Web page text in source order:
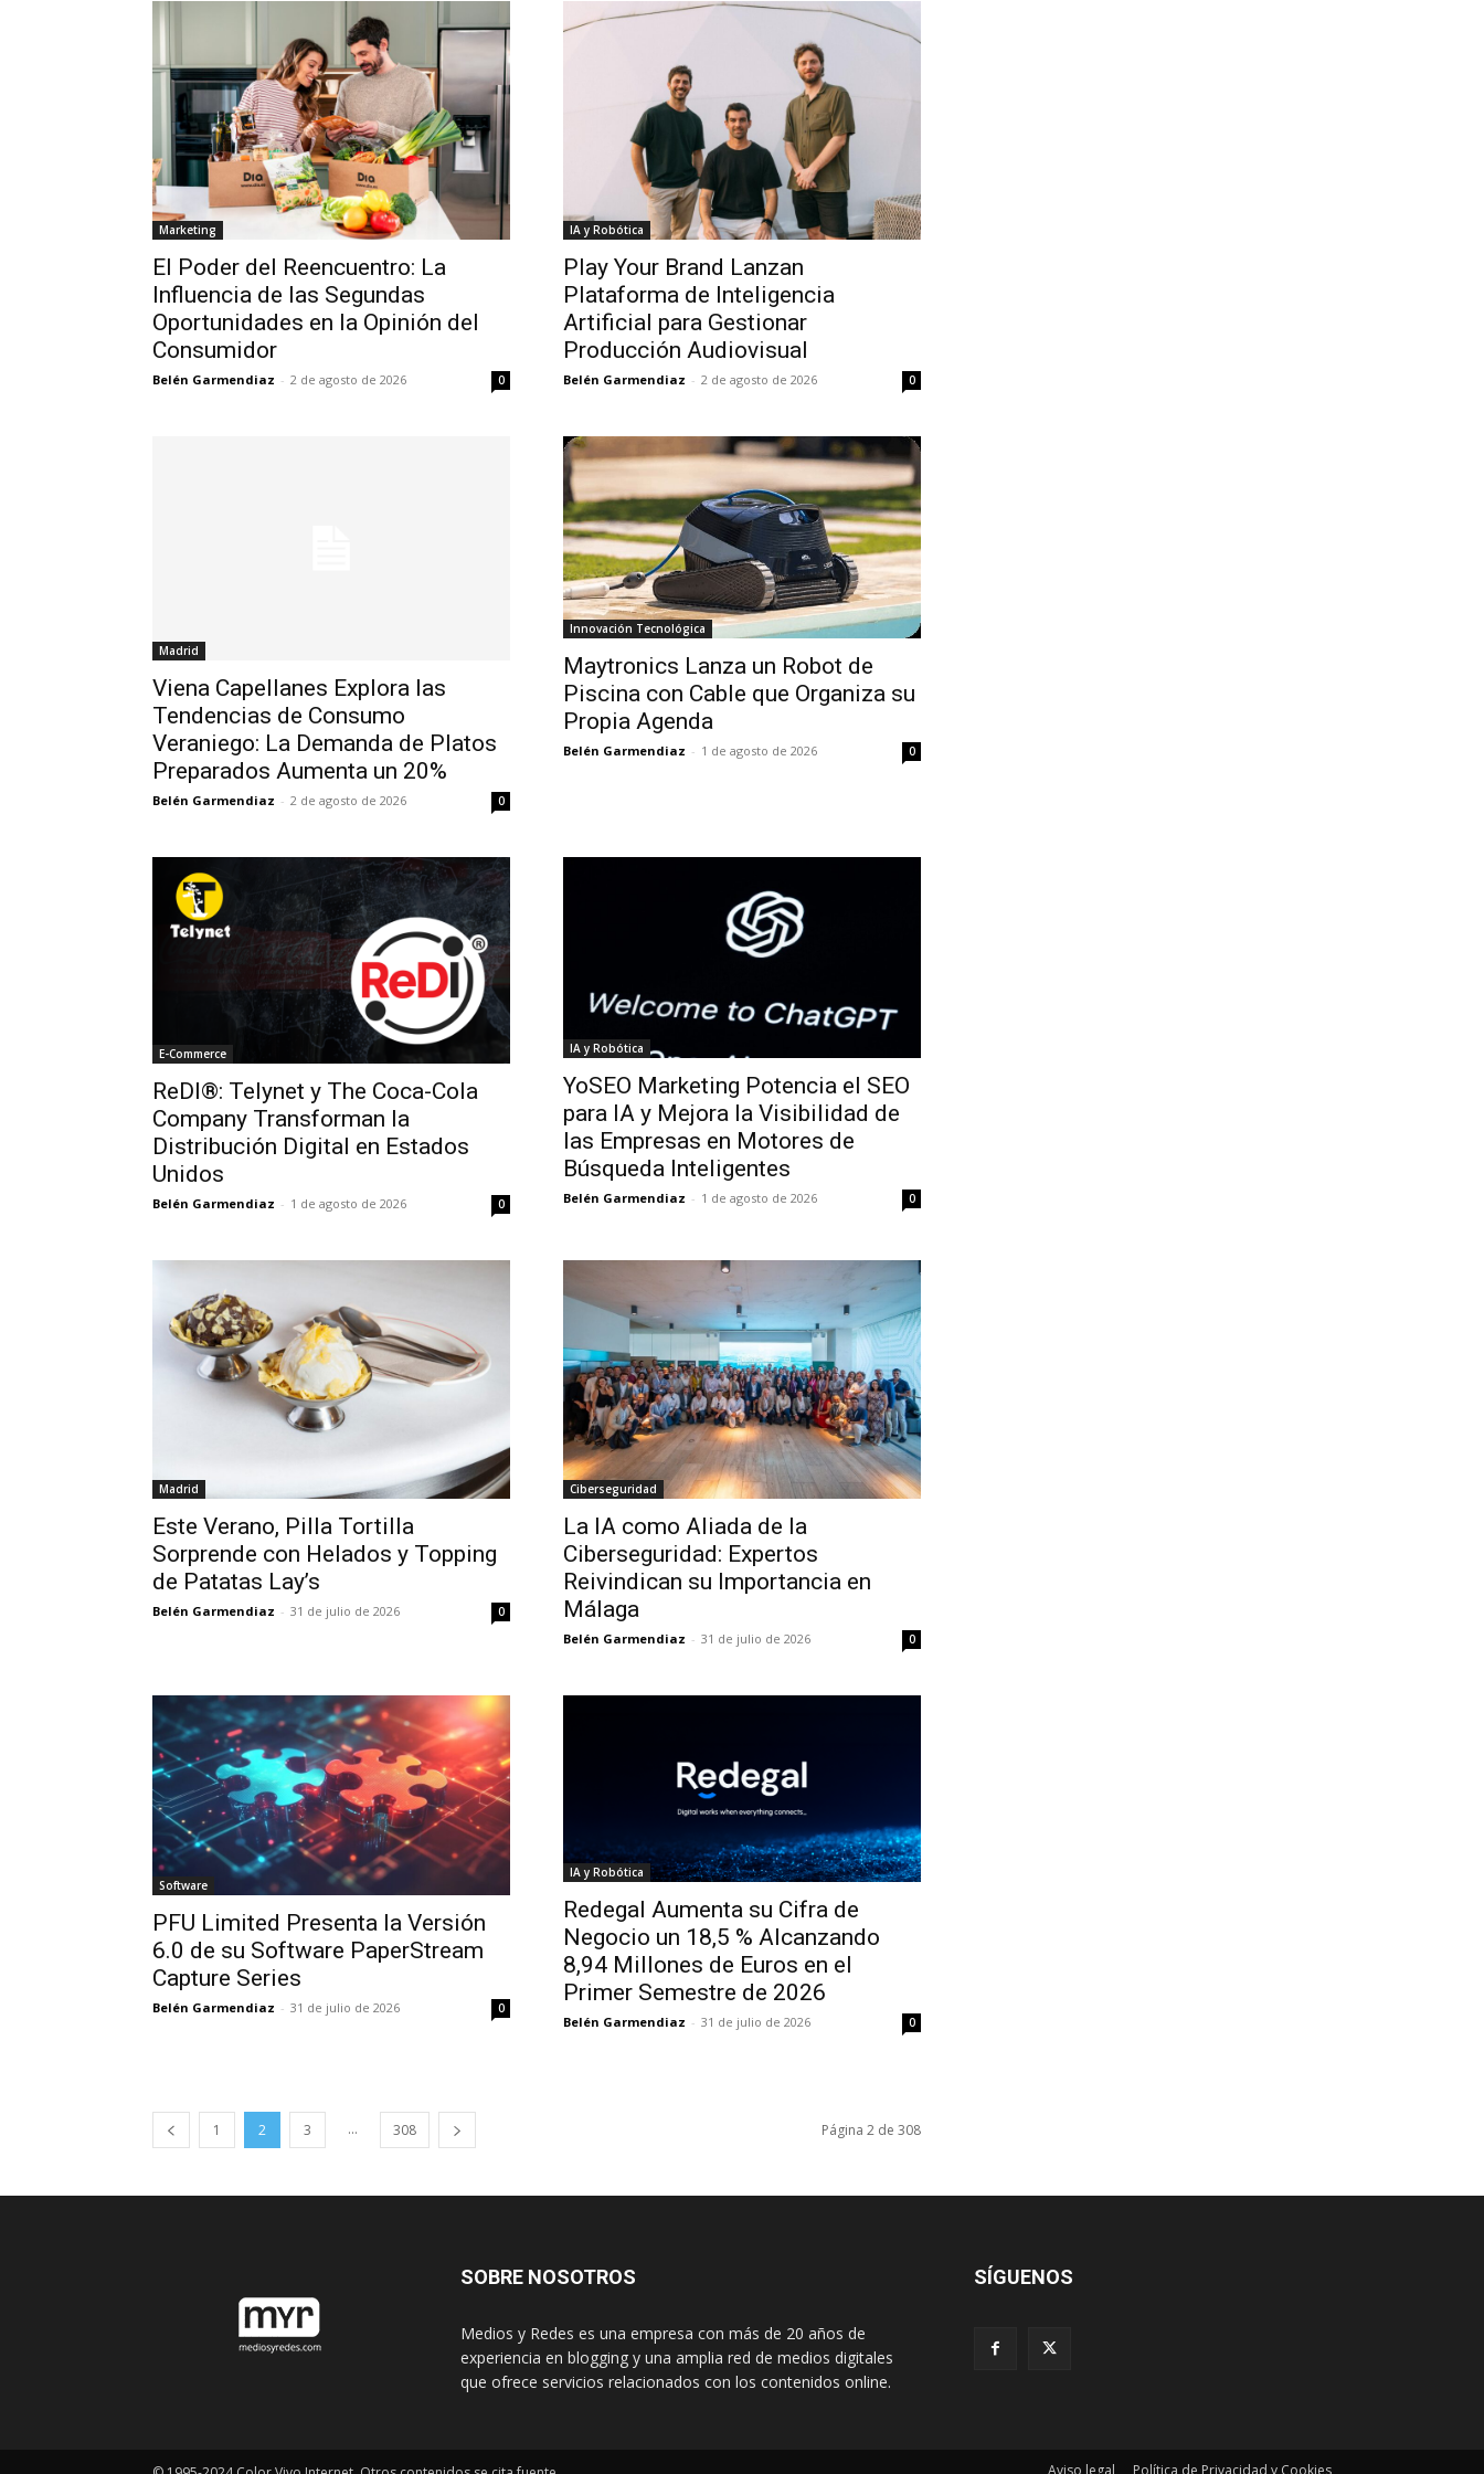
Marketing
El Poder del Reencuentro: La
Influencia de las Segundas
Oportunidades en la Opinión del
Consumidor
Belén Garmendiaz - 2 de agosto de 2026 0
IA y Robótica
Play Your Brand Lanzan
Plataforma de Inteligencia
Artificial para Gestionar
Producción Audiovisual
Belén Garmendiaz - 2 de agosto de 2026 0
Madrid
Viena Capellanes Explora las
Tendencias de Consumo
Veraniego: La Demanda de Platos
Preparados Aumenta un 20%
Belén Garmendiaz - 2 de agosto de 2026 0
Innovación Tecnológica
Maytronics Lanza un Robot de
Piscina con Cable que Organiza su
Propia Agenda
Belén Garmendiaz - 1 de agosto de 2026 0
E-Commerce
ReDI®: Telynet y The Coca-Cola
Company Transforman la
Distribución Digital en Estados
Unidos
Belén Garmendiaz - 1 de agosto de 2026 0
IA y Robótica
YoSEO Marketing Potencia el SEO
para IA y Mejora la Visibilidad de
las Empresas en Motores de
Búsqueda Inteligentes
Belén Garmendiaz - 1 de agosto de 2026 0
Madrid
Este Verano, Pilla Tortilla
Sorprende con Helados y Topping
de Patatas Lay’s
Belén Garmendiaz - 31 de julio de 2026 0
Ciberseguridad
La IA como Aliada de la
Ciberseguridad: Expertos
Reivindican su Importancia en
Málaga
Belén Garmendiaz - 31 de julio de 2026 0
Software
PFU Limited Presenta la Versión
6.0 de su Software PaperStream
Capture Series
Belén Garmendiaz - 31 de julio de 2026 0
IA y Robótica
Redegal Aumenta su Cifra de
Negocio un 18,5 % Alcanzando
8,94 Millones de Euros en el
Primer Semestre de 2026
Belén Garmendiaz - 31 de julio de 2026 0
1 2 3 ... 308 Página 2 de 308
SOBRE NOSOTROS
Medios y Redes es una empresa con más de 20 años de
experiencia en blogging y una amplia red de medios digitales
que ofrece servicios relacionados con los contenidos online.
SÍGUENOS
Aviso legal Política de Privacidad y Cookies